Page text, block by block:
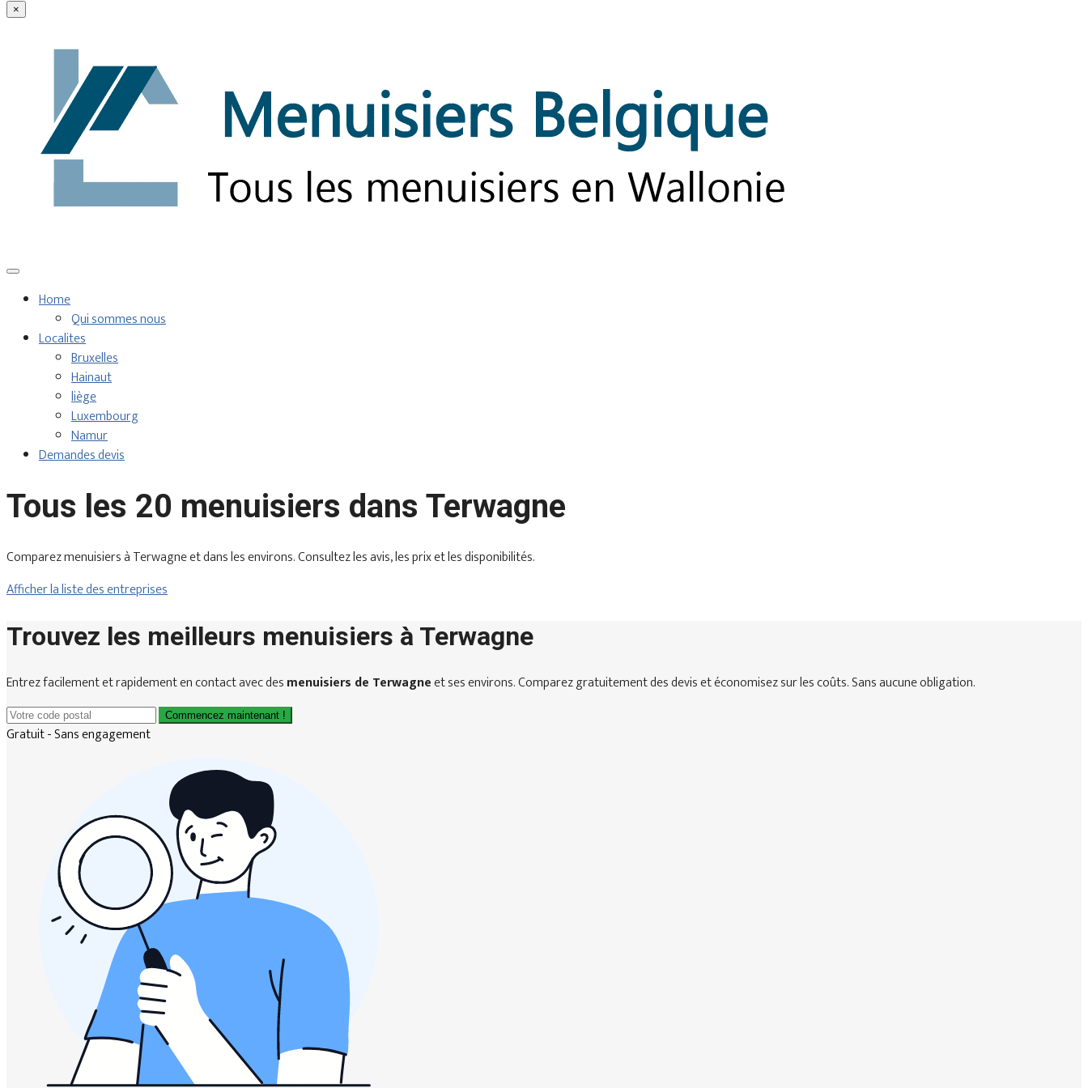
×
Home
Qui sommes nous
Localites
Bruxelles
Hainaut
liège
Luxembourg
Namur
Demandes devis
Tous les 20 menuisiers dans Terwagne
Comparez menuisiers à Terwagne et dans les environs. Consultez les avis, les prix et les disponibilités.
Afficher la liste des entreprises
Trouvez les meilleurs menuisiers à Terwagne
Entrez facilement et rapidement en contact avec desmenuisiers de Terwagneet ses environs. Comparez gratuitement des devis et économisez sur les coûts. Sans aucune obligation.
Commencez maintenant !
Gratuit - Sans engagement